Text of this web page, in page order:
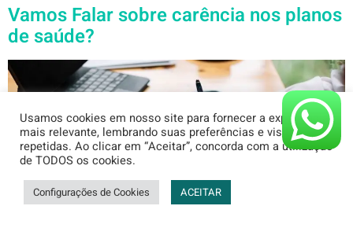
Vamos Falar sobre carência nos planos
de saúde?
Usamos cookies em nosso site para fornecer a experiência
mais relevante, lembrando suas preferências e visitas
repetidas. Ao clicar em “Aceitar”, concorda com a utilização
de TODOS os cookies.
Configurações de Cookies ACEITAR